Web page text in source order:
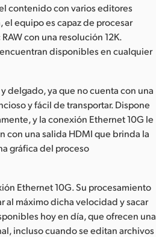
contenido con varios editores
equipo es capaz de procesar
con una resolución 12K.
disponibles en cualquier
delgado, ya que no cuenta con una
y fácil de transportar. Dispone
y la conexión Ethernet 10G le
con una salida HDMI que brinda la
gráfica del proceso
Ethernet 10G. Su procesamiento
al máximo dicha velocidad y sacar
hoy en día, que ofrecen una
incluso cuando se editan archivos